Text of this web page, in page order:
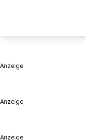
Anzeige
Anzeige
Anzeige